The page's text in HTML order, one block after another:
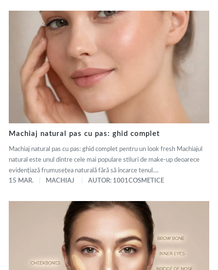
Machiaj natural pas cu pas: ghid complet
Machiaj natural pas cu pas: ghid complet pentru un look fresh Machiajul
natural este unul dintre cele mai populare stiluri de make-up deoarece
evidențiază frumusețea naturală fără să încarce tenul....
15 MAR.
MACHIAJ AUTOR: 1001COSMETICE